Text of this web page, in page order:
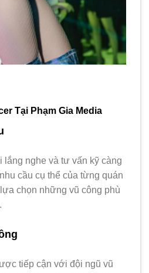
Tại Phạm Gia Media
lắng nghe và tư vấn kỹ càng
cầu cụ thể của từng quán
chọn những vũ công phù
tiếp cận với đội ngũ vũ